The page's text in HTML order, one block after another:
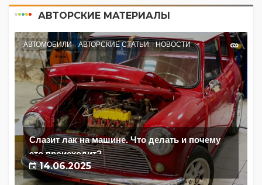
АВТОРСКИЕ МАТЕРИАЛЫ
АВТОМОБИЛИ АВТОРСКИЕ СТАТЬИ НОВОСТИ
Слазит лак на машине. Что делать и почему
это происходит?
14.06.2025